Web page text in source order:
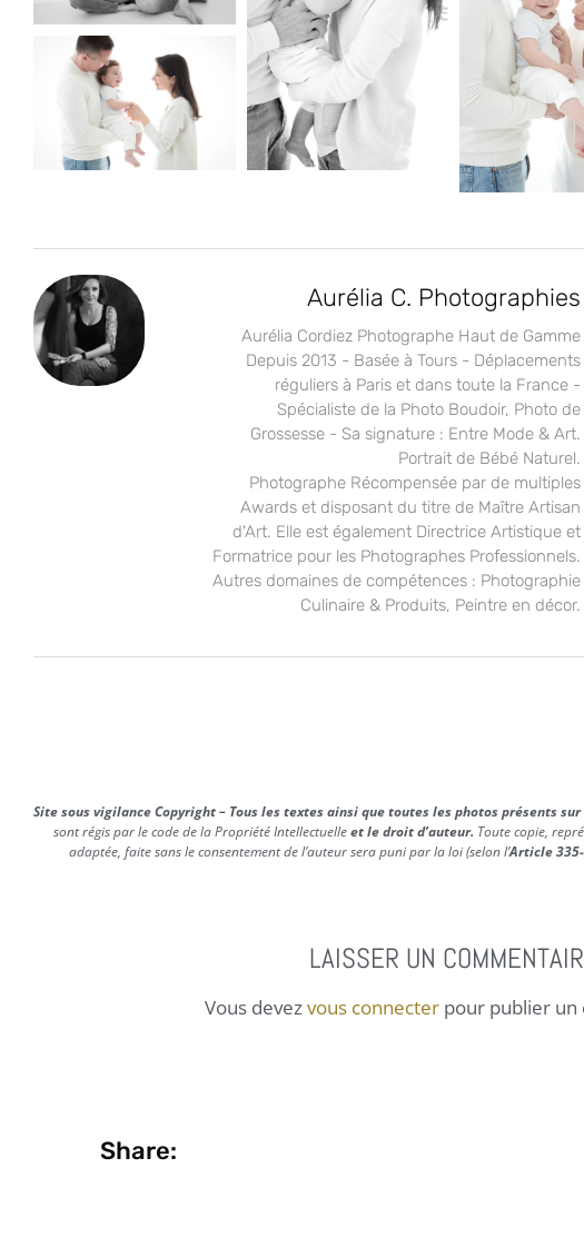
Aurélia C. Photographies
Aurélia Cordiez Photographe Haut de Gamme
Depuis 2013 - Basée à Tours - Déplacements
réguliers à Paris et dans toute la France -
Spécialiste de la Photo Boudoir, Photo de
Grossesse - Sa signature : Entre Mode & Art.
Portrait de Bébé Naturel.
Photographe Récompensée par de multiples
Awards et disposant du titre de Maître Artisan
d'Art. Elle est également Directrice Artistique et
Formatrice pour les Photographes Professionnels.
Autres domaines de compétences : Photographie
Culinaire & Produits, Peintre en décor.
Site sous vigilance Copyright – Tous les textes ainsi que toutes les photos présents
sont régis par le code de la Propriété Intellectuelleet le droit d’auteur. Toute copie,
adaptée, faite sans le consentement de l’auteur sera puni par la loi (selon l’Article
LAISSER UN
Vous devezvous connecterpour publier un
Share: